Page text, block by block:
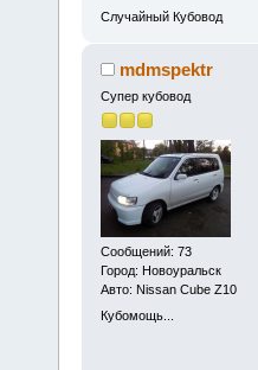
Случайный Кубовод
mdmspektr
Супер кубовод
Сообщений: 73
Город: Новоуральск
Авто: Nissan Cube Z10
Кубомощь...